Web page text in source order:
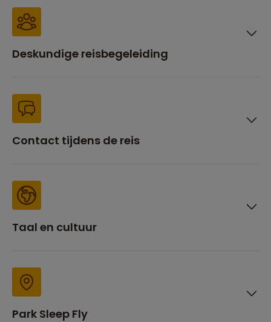
Deskundige reisbegeleiding
Contact tijdens de reis
Taal en cultuur
Park Sleep Fly